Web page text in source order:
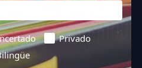
Privado